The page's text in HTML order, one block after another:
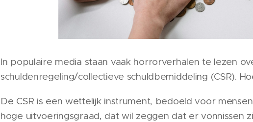
In populaire media staan vaak horrorverhalen te lezen
schuldenregeling/collectieve schuldbemiddeling (CSR).
De CSR is een wettelijk instrument, bedoeld voor
hoge uitvoeringsgraad, dat wil zeggen dat er vonnissen